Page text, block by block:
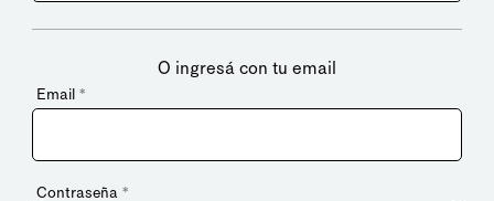
O ingresá con tu email
Email *
Contraseña *